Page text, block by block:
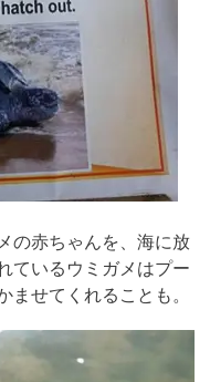
の赤ちゃんを、海に放
ているウミガメはプー
せてくれることも。